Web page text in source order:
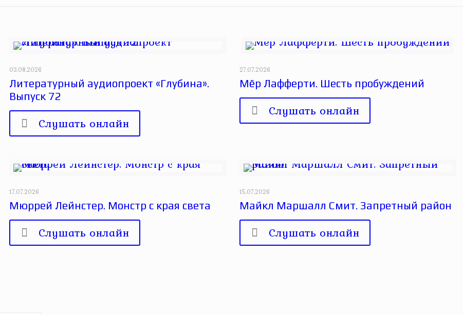
03.08.2026
Литературный аудиопроект «Глубина».
Выпуск 72
Слушать онлайн
27.07.2026
Мёр Лафферти. Шесть пробуждений
Слушать онлайн
17.07.2026
Мюррей Лейнстер. Монстр с края света
Слушать онлайн
15.07.2026
Майкл Маршалл Смит. Запретный район
Слушать онлайн